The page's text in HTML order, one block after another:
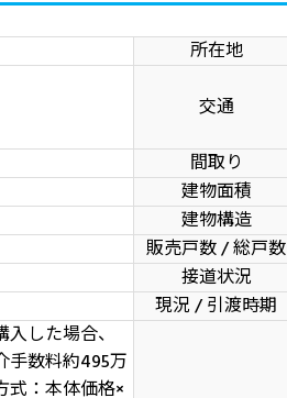
所在地
交通
間取り
建物面積
建物構造
販売戸数 / 総戸数
接道状況
現況 / 引渡時期
した場合、
手数料約495万
式：本体価格×